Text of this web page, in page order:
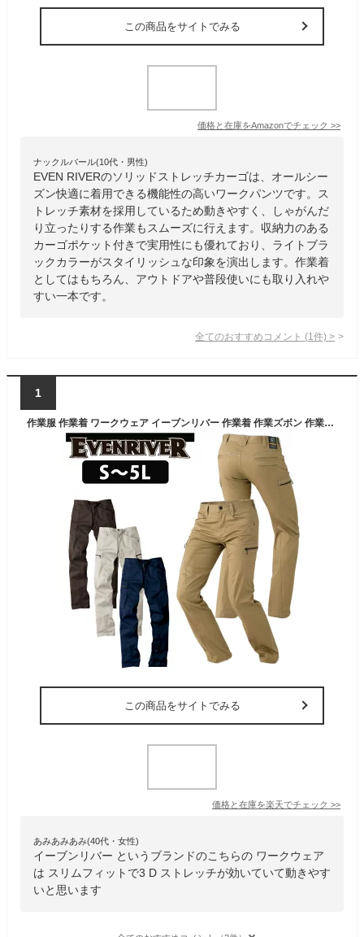
この商品をサイトでみる
価格と在庫をAmazonでチェック >>
ナックルバール(10代・男性)
EVEN RIVERのソリッドストレッチカーゴは、オールシー
ズン快適に着用できる機能性の高いワークパンツです。ス
トレッチ素材を採用しているため動きやすく、しゃがんだ
り立ったりする作業もスムーズに行えます。収納力のある
カーゴポケット付きで実用性にも優れており、ライトブラ
ックカラーがスタイリッシュな印象を演出します。作業着
としてはもちろん、アウトドアや普段使いにも取り入れや
すい一本です。
全てのおすすめコメント (1 件) >
1
作業服 作業着 ワークウェア イーブンリバー 作業着 作業ズボン 作業パンツ カーゴパンツ メンズ 3Dストレッチ 大きいサイズ EVENRIVER 春夏作業服 ERX202
この商品をサイトでみる
価格と在庫を楽天でチェック >>
あみあみあみ(40代・女性)
イーブンリバー というブランドのこちらの ワークウェア
は スリムフィットで3 D ストレッチが効いていて動きやす
いと思います